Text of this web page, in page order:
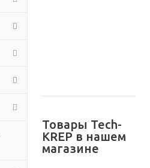
Товары Tech-
KREP в нашем
магазине